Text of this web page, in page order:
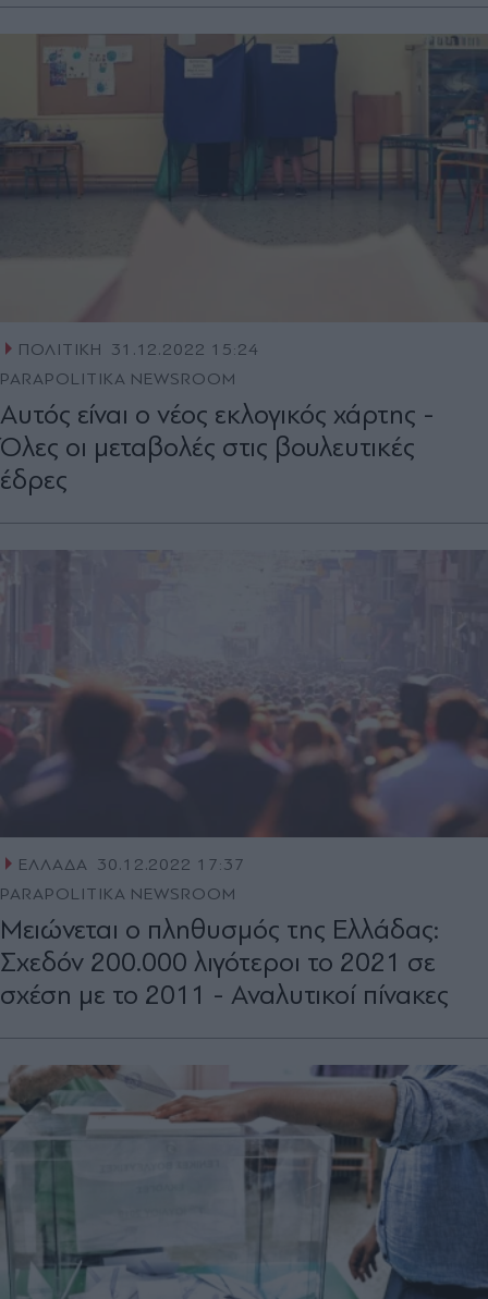
ΠΟΛΙΤΙΚΗ
31.12.2022 15:24
PARAPOLITIKA NEWSROOM
Αυτός είναι ο νέος εκλογικός χάρτης -
Όλες οι μεταβολές στις βουλευτικές
έδρες
ΕΛΛΑΔΑ 30.12.2022 17:37
PARAPOLITIKA NEWSROOM
Μειώνεται ο πληθυσμός της Ελλάδας:
Σχεδόν 200.000 λιγότεροι το 2021 σε
σχέση με το 2011 - Αναλυτικοί πίνακες